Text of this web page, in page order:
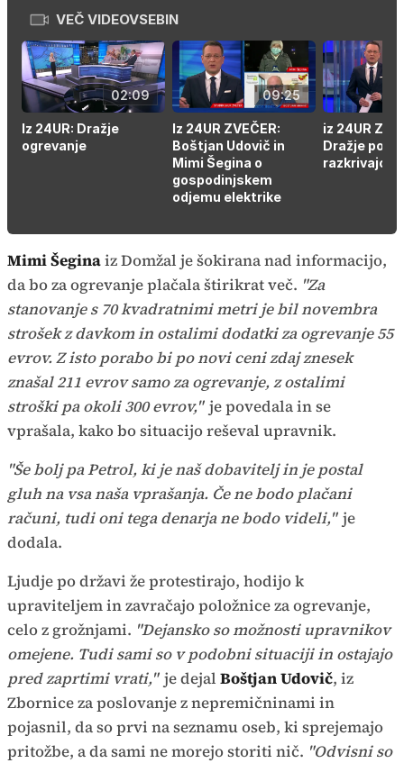
Time
VEČ VIDEOVSEBIN
02:09
Iz 24UR: Dražje
ogrevanje
09:25
Iz 24UR ZVEČER:
Boštjan Udovič in
Mimi Šegina o
gospodinjskem
odjemu elektrike
iz 24UR
Dražje
razkrivajo
Mimi Šeginaiz Domžal je šokirana nad informacijo,
da bo za ogrevanje plačala štirikrat več. "Za
stanovanje s 70 kvadratnimi metri je bil novembra
strošek z davkom in ostalimi dodatki za ogrevanje 55
evrov. Z isto porabo bi po novi ceni zdaj znesek
znašal 211 evrov samo za ogrevanje, z ostalimi
stroški pa okoli 300 evrov," je povedala in se
vprašala, kako bo situacijo reševal upravnik.
"Še bolj pa Petrol, ki je naš dobavitelj in je postal
gluh na vsa naša vprašanja. Če ne bodo plačani
računi, tudi oni tega denarja ne bodo videli," je
dodala.
Ljudje po državi že protestirajo, hodijo k
upraviteljem in zavračajo položnice za ogrevanje,
celo z grožnjami. "Dejansko so možnosti upravnikov
omejene. Tudi sami so v podobni situaciji in ostajajo
pred zaprtimi vrati," je dejal Boštjan Udovič, iz
Zbornice za poslovanje z nepremičninami in
pojasnil, da so prvi na seznamu oseb, ki sprejemajo
pritožbe, a da sami ne morejo storiti nič. "Odvisni so